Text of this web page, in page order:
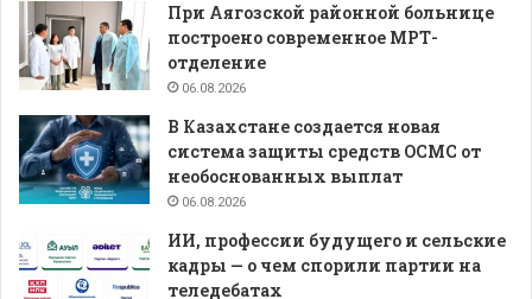
При Аягозской районной больнице
построено современное МРТ-
отделение
06.08.2026
В Казахстане создается новая
система защиты средств ОСМС от
необоснованных выплат
06.08.2026
ИИ, профессии будущего и сельские
кадры — о чем спорили партии на
теледебатах